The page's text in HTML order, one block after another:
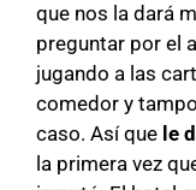
que nos la dará
preguntar por el
jugando a las
comedor y
caso. Así que le
la primera vez